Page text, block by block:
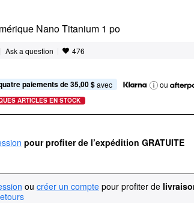
Nano Titanium 1 po
| Ask a question | 476
paiements de 35,00 $ avec ou
ARTICLES EN STOCK
pour profiter de l’expédition GRATUITE
ou créer un compte pour profiter de